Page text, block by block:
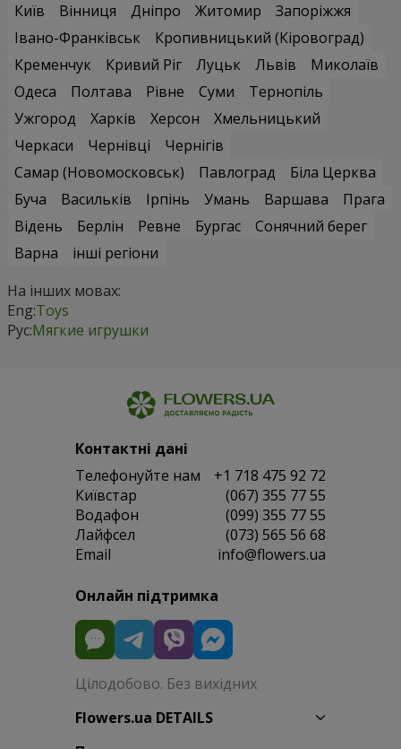
Київ
Вінниця Дніпро Житомир
Запоріжжя
Івано-Франківськ
Кропивницький (Кіровоград)
Кременчук
Кривий Ріг Луцьк Львів
Миколаїв
Одеса
Полтава Рівне Суми
Тернопіль
Ужгород
Харків Херсон
Хмельницький
Черкаси
Чернівці
Чернігів
Самар (Новомосковськ)
Павлоград
Біла Церква
Буча
Васильків Ірпінь Умань Варшава
Прага
Відень
Берлін Ревне Бургас
Сонячний берег
Варна
інші регіони
На інших мовах:
Eng:Toys
Рус:Мягкие игрушки
Контактні дані
Телефонуйте нам
+1 718 475 92 72
Київстар
(067) 355 77 55
Водафон
(099) 355 77 55
Лайфсел
(073) 565 56 68
Email
info@flowers.ua
Онлайн підтримка
Цілодобово. Без вихідних
Flowers.ua DETAILS